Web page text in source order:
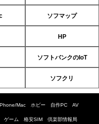
ソフマップ
HP
ソフトバンクのIoT
ソフクリ
Mac ホビー 自作PC AV
ゲーム 格安SIM 倶楽部情報局